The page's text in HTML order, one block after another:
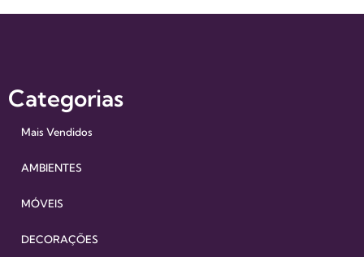
Categorias
Mais Vendidos
AMBIENTES
MÓVEIS
DECORAÇÕES